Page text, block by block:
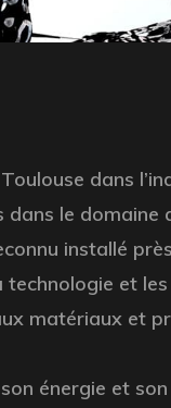
dans
dans le domaine
installé
et les
matériaux et
énergie et